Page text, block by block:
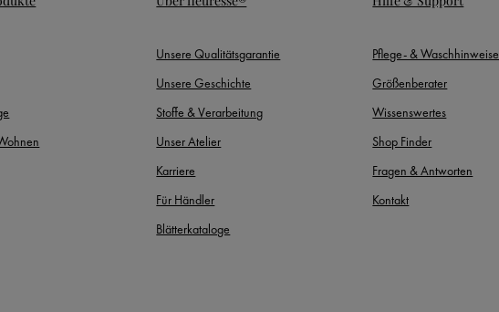
Unsere Qualitätsgarantie
Unsere Geschichte
Stoffe & Verarbeitung
Unser Atelier
Karriere
Für Händler
Blätterkataloge
Pflege- & Waschhinweise
Größenberater
Wissenswertes
Shop Finder
Fragen & Antworten
Kontakt